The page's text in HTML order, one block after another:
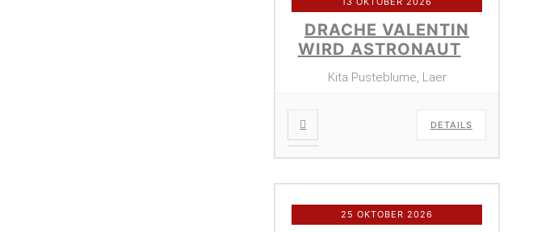
DRACHE VALENTIN
WIRD ASTRONAUT
Kita Pusteblume, Laer
DETAILS
25 OKTOBER 2026